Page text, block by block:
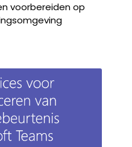
voorbereiden op